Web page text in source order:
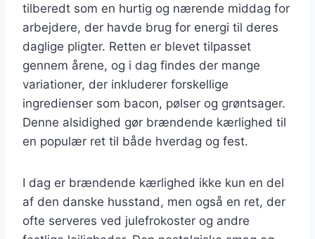
tilberedt som en hurtig og nærende middag for
arbejdere, der havde brug for energi til deres
daglige pligter. Retten er blevet tilpasset
gennem årene, og i dag findes der mange
variationer, der inkluderer forskellige
ingredienser som bacon, pølser og grøntsager.
Denne alsidighed gør brændende kærlighed til
en populær ret til både hverdag og fest.
I dag er brændende kærlighed ikke kun en del
af den danske husstand, men også en ret, der
ofte serveres ved julefrokoster og andre